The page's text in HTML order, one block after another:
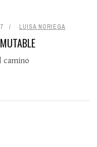
LUISA NORIEGA
camino